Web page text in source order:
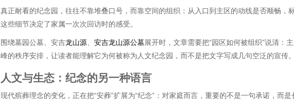
真正耐看的纪念园，往往不靠堆叠口号，而靠空间的组织：从入口到主区的动线是否顺畅，
这些细节决定了家属一次次回访时的感受。
围绕墓园公墓、安吉龙山源 、安吉龙山源公墓展开时，文章需要把“园区如何被组织”说清：
峰的秩序安排，让读者能理解它为何被称为人文纪念园，而不是把文字写成几句空泛的宣传。
人文与生态：纪念的另一种语言
现代殡葬理念的变化，正在把“安葬”扩展为“纪念”：对家庭而言，重要的不是一句承诺，而